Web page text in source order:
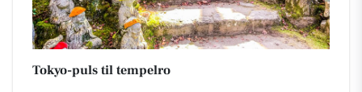
Tokyo-puls til tempelro